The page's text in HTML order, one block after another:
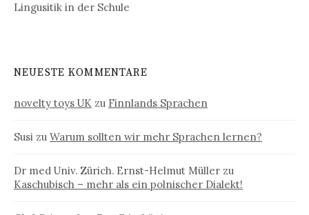
Lingusitik in der Schule
NEUESTE KOMMENTARE
novelty toys UK zu Finnlands Sprachen
Susi zu Warum sollten wir mehr Sprachen lernen?
Dr med Univ. Zürich. Ernst-Helmut Müller zu
Kaschubisch – mehr als ein polnischer Dialekt!